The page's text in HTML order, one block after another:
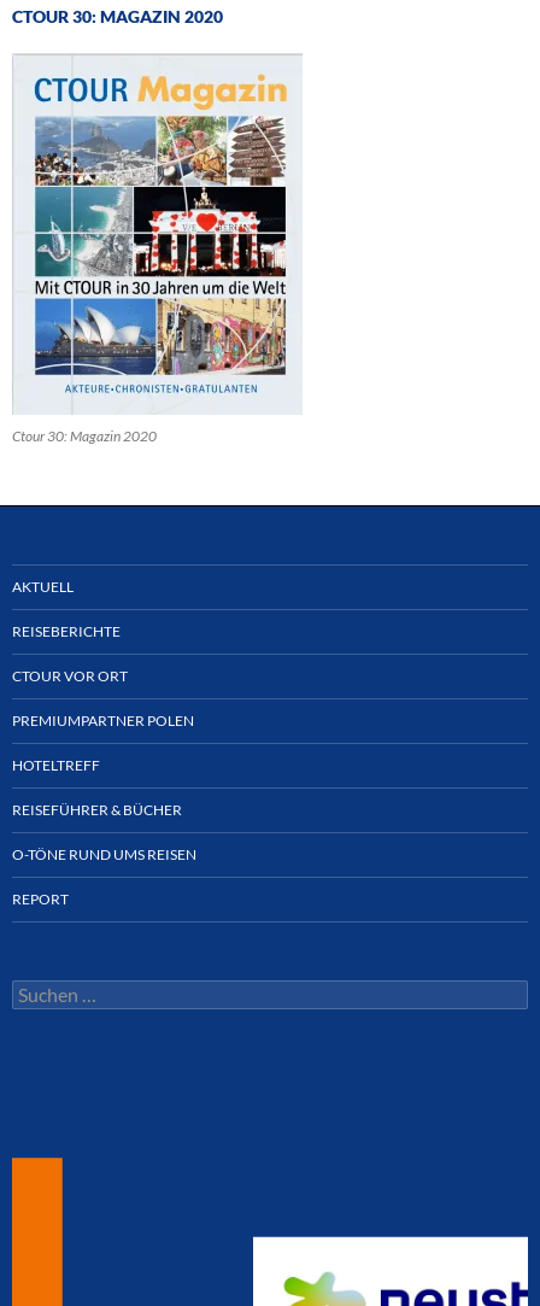
CTOUR 30: MAGAZIN 2020
Ctour 30: Magazin 2020
AKTUELL
REISEBERICHTE
CTOUR VOR ORT
PREMIUMPARTNER POLEN
HOTELTREFF
REISEFÜHRER & BÜCHER
O-TÖNE RUND UMS REISEN
REPORT
Suchen
nach: